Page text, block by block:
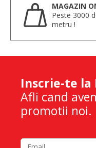
MAGAZIN
Peste 3000
metru !
Inscrie-te
Afli cand
promotii noi.